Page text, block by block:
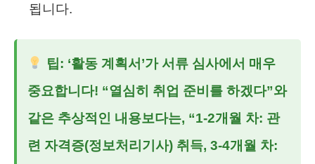
됩니다.
팁: ‘활동 계획서’가 서류 심사에서 매우
중요합니다! “열심히 취업 준비를 하겠다”와
같은 추상적인 내용보다는, “1-2개월 차: 관
련 자격증(정보처리기사) 취득, 3-4개월 차: